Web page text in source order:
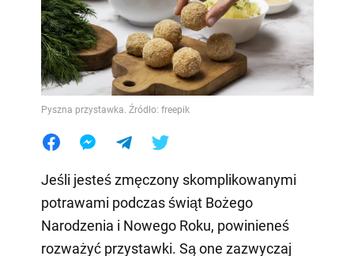
Pyszna przystawka. Źródło: freepik
Jeśli jesteś zmęczony skomplikowanymi
potrawami podczas świąt Bożego
Narodzenia i Nowego Roku, powinieneś
rozważyć przystawki. Są one zazwyczaj